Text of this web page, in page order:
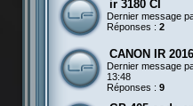
ir 3180 CI
Dernier message
Réponses : 2
CANON IR
Dernier message
13:48
Réponses : 9